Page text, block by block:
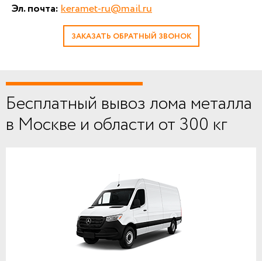
Эл. почта:keramet-ru@mail.ru
ЗАКАЗАТЬ ОБРАТНЫЙ ЗВОНОК
Бесплатный вывоз лома металла
в Москве и области от 300 кг